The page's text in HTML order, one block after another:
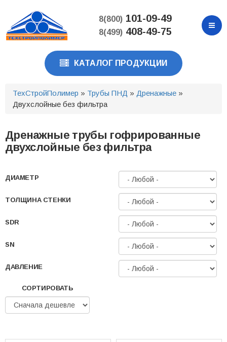
основному
содержанию
8(800)101-09-49
8(499)408-49-75
КАТАЛОГ ПРОДУКЦИИ
ТехСтройПолимер » Трубы ПНД » Дренажные »
Двухслойные без фильтра
Дренажные трубы гофрированные
двухслойные без фильтра
ДИАМЕТР
ТОЛЩИНА СТЕНКИ
SDR
SN
ДАВЛЕНИЕ
СОРТИРОВАТЬ